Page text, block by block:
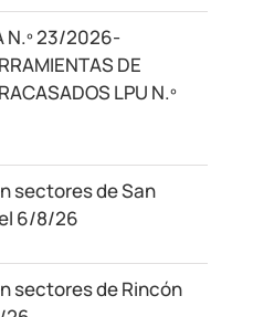
N.º 23/2026-
DE
LPU N.º
sectores de San
6/8/26
sectores de Rincón